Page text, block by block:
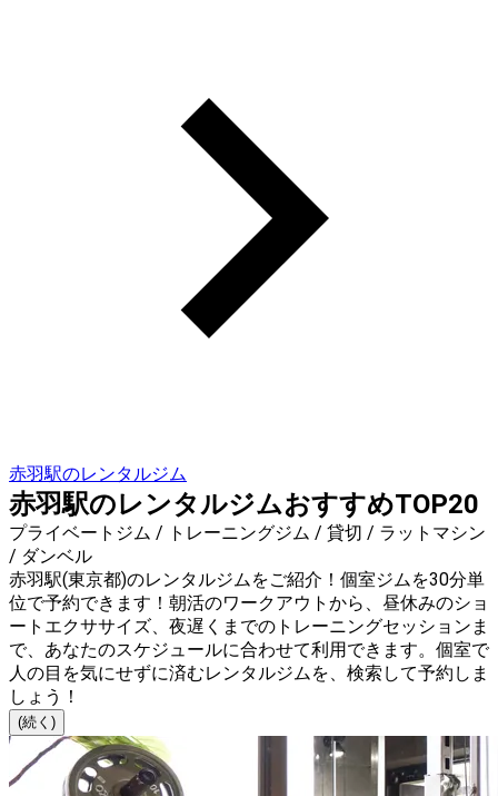
赤羽駅のレンタルジム
赤羽駅のレンタルジムおすすめTOP20
プライベートジム / トレーニングジム / 貸切 / ラットマシン
/ ダンベル
赤羽駅(東京都)のレンタルジムをご紹介！個室ジムを30分単
位で予約できます！朝活のワークアウトから、昼休みのショ
ートエクササイズ、夜遅くまでのトレーニングセッションま
で、あなたのスケジュールに合わせて利用できます。個室で
人の目を気にせずに済むレンタルジムを、検索して予約しま
しょう！
(続く)